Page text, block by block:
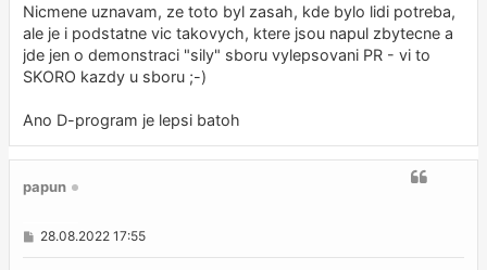
Nicmene uznavam, ze toto byl zasah, kde bylo lidi potreba,
ale je i podstatne vic takovych, ktere jsou napul zbytecne a
jde jen o demonstraci "sily" sboru vylepsovani PR - vi to
SKORO kazdy u sboru ;-)
Ano D-program je lepsi batoh
papun
P28.08.2022 17:55